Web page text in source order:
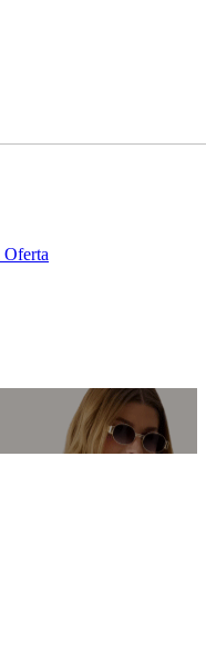
Oferta